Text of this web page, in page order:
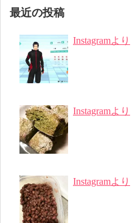
最近の投稿
Instagramより
Instagramより
Instagramより